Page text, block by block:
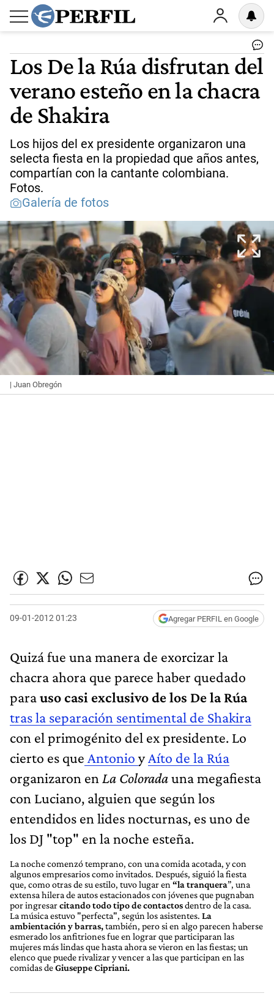
Los De la Rúa disfrutan del
verano esteño en la chacra
de Shakira
Los hijos del ex presidente organizaron una
selecta fiesta en la propiedad que años antes,
compartían con la cantante colombiana.
Fotos.
Galería de fotos
| Juan Obregón
09-01-2012 01:23 Agregar PERFIL en Google
Quizá fue una manera de exorcizar la
chacra ahora que parece haber quedado
parauso casi exclusivo de los De la Rúa
tras la separación sentimental de Shakira
con el primogénito del ex presidente. Lo
cierto es que Antonio yAíto de la Rúa
organizaron en La Coloradauna megafiesta
con Luciano, alguien que según los
entendidos en lides nocturnas, es uno de
los DJ "top" en la noche esteña.
La noche comenzó temprano, con una comida acotada, y con
algunos empresarios como invitados. Después, siguió la fiesta
que, como otras de su estilo, tuvo lugar en “la tranquera”, una
extensa hilera de autos estacionados con jóvenes que pugnaban
por ingresarcitando todo tipo de contactosdentro de la casa.
La música estuvo "perfecta", según los asistentes. La
ambientación y barras,también, pero si en algo parecen haberse
esmerado los anfitriones fue en lograr que participaran las
mujeres más lindas que hasta ahora se vieron en las fiestas; un
elenco que puede rivalizar y vencer a las que participan en las
comidas deGiuseppe Cipriani.